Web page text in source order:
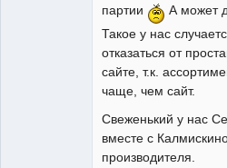
партии
А может
Такое у нас
отказаться от
сайте, т.к.
чаще, чем сайт.
Свеженький у нас
вместе с
производителя.